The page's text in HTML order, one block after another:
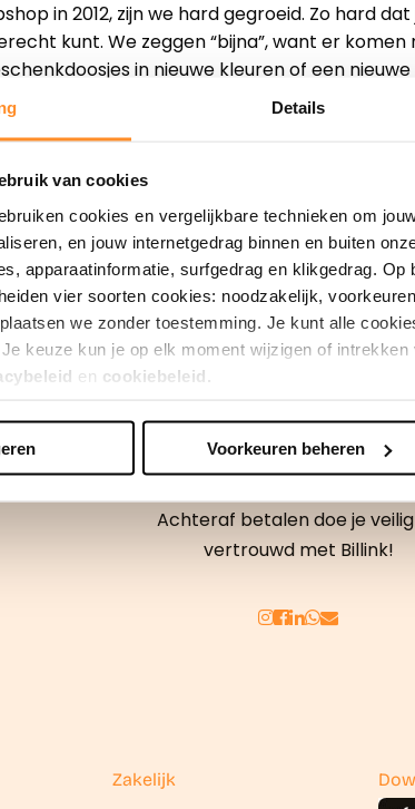
Details
van cookies
cookies en vergelijkbare technieken om
en jouw internetgedrag binnen en buiten
apparaatinformatie, surfgedrag en klikgedrag.
vier soorten cookies: noodzakelijk,
we zonder toestemming. Je kunt alle
keuze kun je op elk moment wijzigen of
en cookiebeleid.
42 derden die uw gegevens kunnen ontvangen en
Voorkeuren beheren
in 2012, zijn we hard gegroeid. Zo hard
kunt. We zeggen “bijna”, want er
in nieuwe kleuren of een
beter!
Direct shoppen
Achteraf betalen doe je
vertrouwd met Billink!
Zakelijk